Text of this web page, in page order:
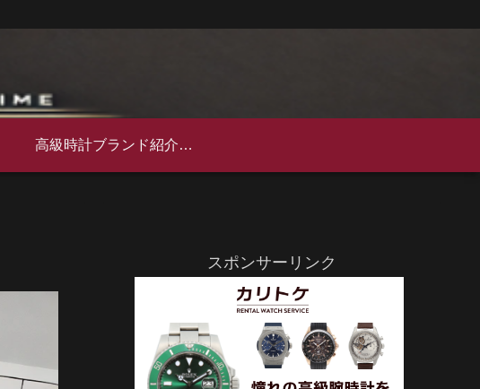
高級時計ブランド紹介完全ガイド｜歴史・特徴・人気モデルを徹底解説
スポンサーリンク